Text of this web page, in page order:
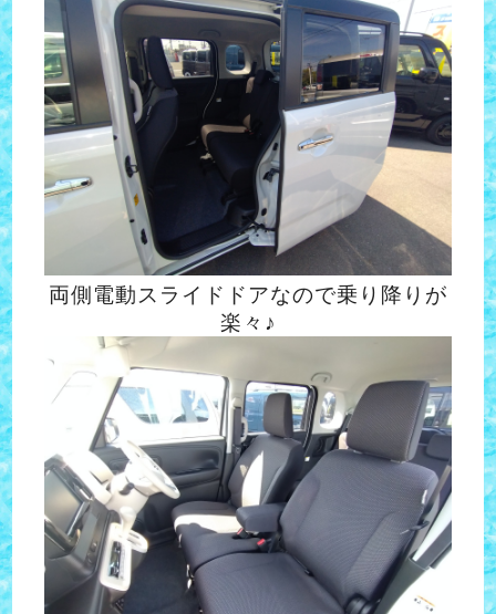
両側電動スライドドアなので乗り降りが
楽々♪